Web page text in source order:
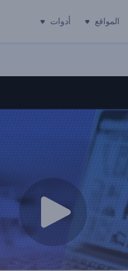
المواقع أدوات